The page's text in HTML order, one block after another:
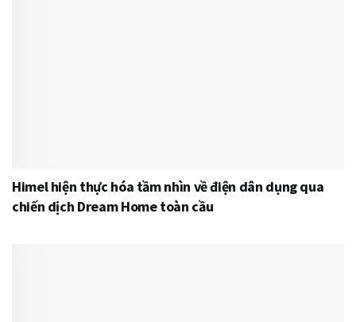
Himel hiện thực hóa tầm nhìn về điện dân dụng qua
chiến dịch Dream Home toàn cầu